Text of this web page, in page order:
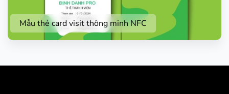
Mẫu thẻ card visit thông minh NFC